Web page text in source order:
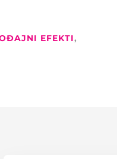
EFEKTI,